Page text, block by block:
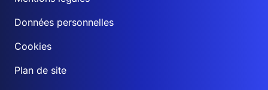
Données personnelles
Cookies
Plan de site